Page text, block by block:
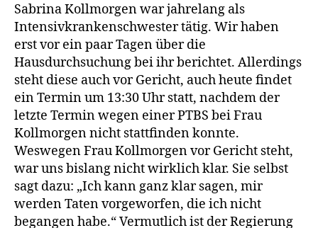
sie
brutale
Sabrina Kollmorgen war jahrelang als
Intensivkrankenschwester tätig. Wir haben
erst vor ein paar Tagen über die
Hausdurchsuchung bei ihr berichtet. Allerdings
steht diese auch vor Gericht, auch heute findet
ein Termin um 13:30 Uhr statt, nachdem der
letzte Termin wegen einer PTBS bei Frau
Kollmorgen nicht stattfinden konnte.
Weswegen Frau Kollmorgen vor Gericht steht,
war uns bislang nicht wirklich klar. Sie selbst
sagt dazu: „Ich kann ganz klar sagen, mir
werden Taten vorgeworfen, die ich nicht
begangen habe.“ Vermutlich ist der Regierung